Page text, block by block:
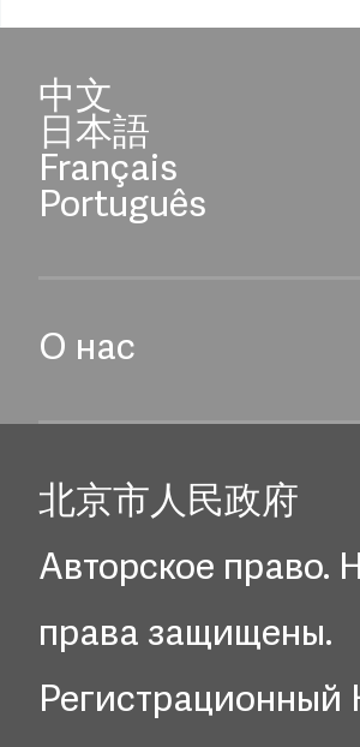
中文
日本語
Français
Português
О нас
北京市人民政府
Авторское право.
права защищены.